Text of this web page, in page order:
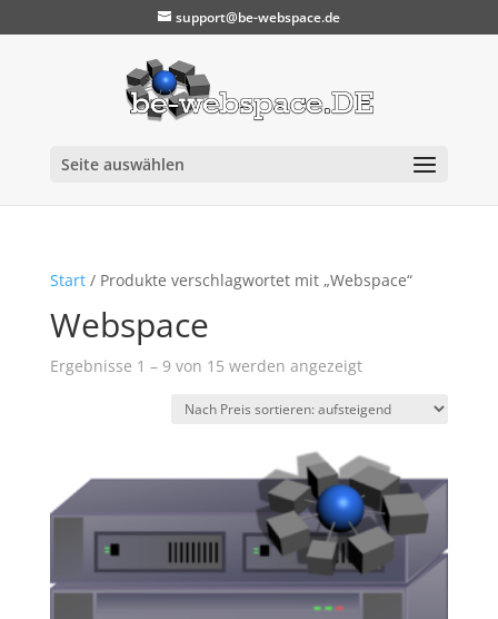
support@be-webspace.de
Seite auswählen
Start/ Produkte verschlagwortet mit „Webspace“
Webspace
Ergebnisse 1 – 9 von 15 werden angezeigtNach
sortiert: